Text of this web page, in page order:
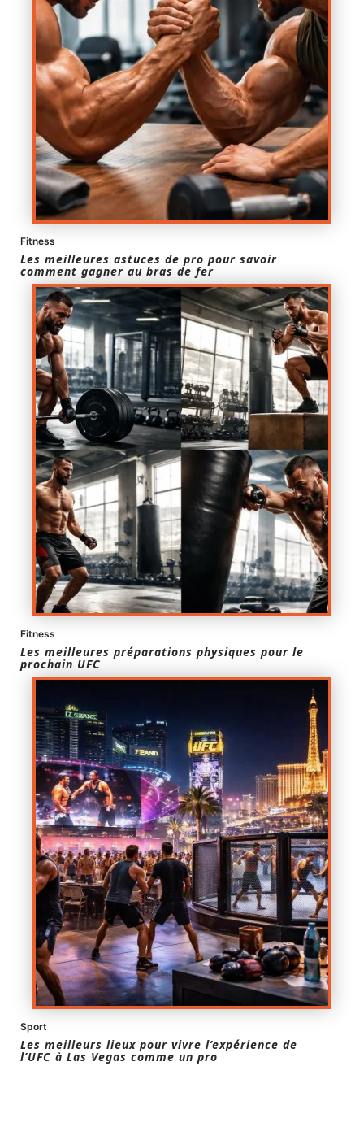
Fitness
Les meilleures astuces de pro pour savoir
comment gagner au bras de fer
Fitness
Les meilleures préparations physiques pour le
prochain UFC
Sport
Les meilleurs lieux pour vivre l’expérience de
l’UFC à Las Vegas comme un pro